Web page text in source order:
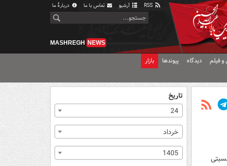
آرشیو تماس با ما دربارهٔ ما
MASHREGH NEWS
فیلم دیدگاه پیوندها بازار
تاریخ
24
خرداد
1405